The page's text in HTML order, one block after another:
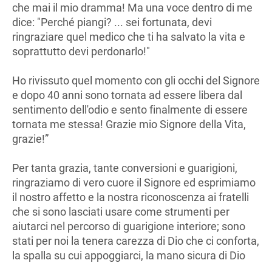
che mai il mio dramma! Ma una voce dentro di me
dice: "Perché piangi? ... sei fortunata, devi
ringraziare quel medico che ti ha salvato la vita e
soprattutto devi perdonarlo!"
Ho rivissuto quel momento con gli occhi del Signore
e dopo 40 anni sono tornata ad essere libera dal
sentimento dell'odio e sento finalmente di essere
tornata me stessa! Grazie mio Signore della Vita,
grazie!”
Per tanta grazia, tante conversioni e guarigioni,
ringraziamo di vero cuore il Signore ed esprimiamo
il nostro affetto e la nostra riconoscenza ai fratelli
che si sono lasciati usare come strumenti per
aiutarci nel percorso di guarigione interiore; sono
stati per noi la tenera carezza di Dio che ci conforta,
la spalla su cui appoggiarci, la mano sicura di Dio